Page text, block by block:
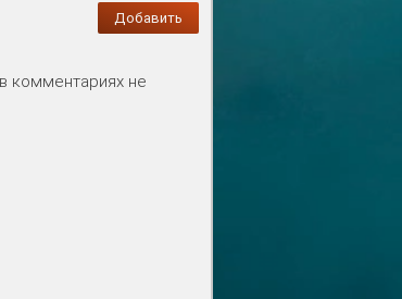
Добавить
комментариях не